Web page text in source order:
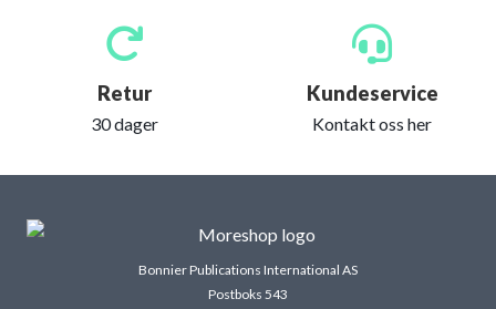
Retur
30 dager
Kundeservice
Kontakt oss her
Bonnier Publications International AS
Postboks 543